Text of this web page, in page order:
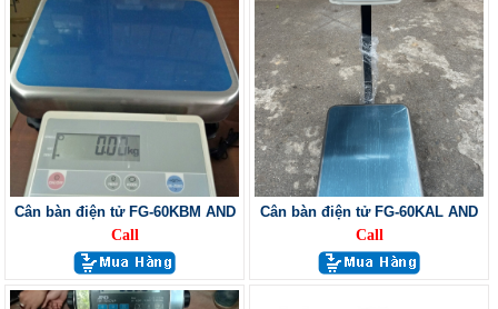
Cân bàn điện tử FG-60KBM AND
Call
Cân bàn điện tử FG-60KAL AND
Call